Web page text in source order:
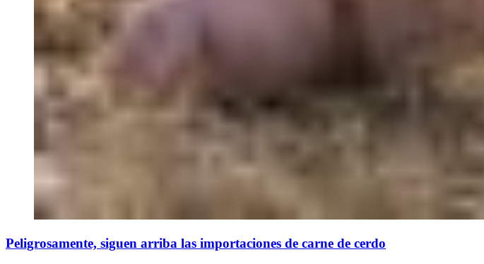
Peligrosamente, siguen arriba las importaciones de carne de cerdo